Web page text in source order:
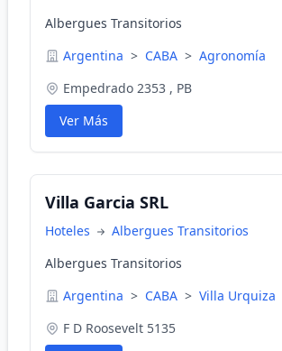
Albergues Transitorios
Argentina > CABA > Agronomía
Empedrado 2353 , PB
Ver Más
Villa Garcia SRL
Hoteles
Albergues Transitorios
Albergues Transitorios
Argentina > CABA > Villa Urquiza
F D Roosevelt 5135